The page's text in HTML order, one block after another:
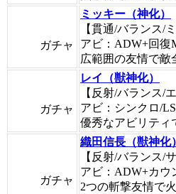
ガチャ
ミッキー（神化）
【貫通/バランス/
アビ：ADW+回復
広範囲の友情で敵
ガチャ
レイ（獣神化）
【反射/バランス/
アビ：シンクロ/
優秀なアビリティ
ガチャ
織田信長（獣神化）
【反射/バランス/
アビ：ADW+カウ
2つの斬撃友情で